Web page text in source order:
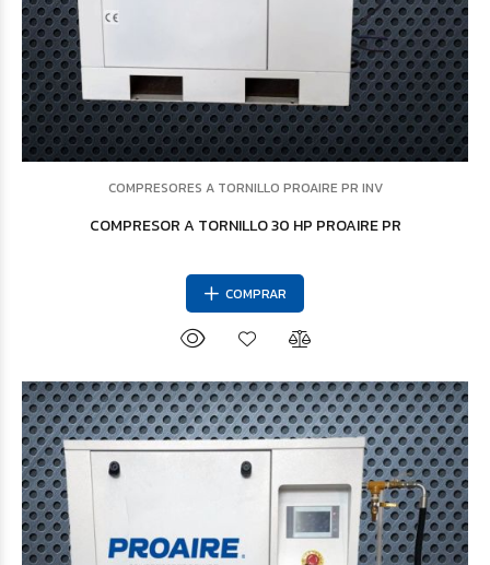
COMPRESORES A TORNILLO PROAIRE PR INV
COMPRESOR A TORNILLO 30 HP PROAIRE PR
COMPRAR